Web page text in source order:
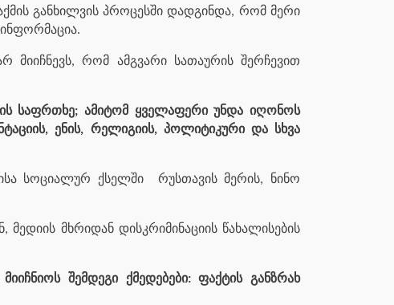
განხილვის პროცესში დადგინდა, რომ მერი
მიიჩნევს, რომ ამგვარი სათაურის შერჩევით
საფრთხე; ამიტომ ყველაფერი უნდა იღონოს
ენის, რელიგიის, პოლიტიკური და სხვა
სოციალურ ქსელში
რუსთავის მერის, ნინო
მხრიდან დისკრიმინაციის წახალისების
შემდეგი ქმედებები: ფაქტის განზრახ